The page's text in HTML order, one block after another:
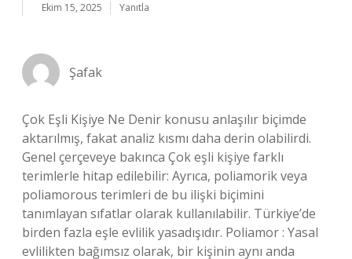
Ekim 15, 2025 Yanıtla
Şafak
Çok Eşli Kişiye Ne Denir konusu anlaşılır biçimde
aktarılmış, fakat analiz kısmı daha derin olabilirdi.
Genel çerçeveye bakınca Çok eşli kişiye farklı
terimlerle hitap edilebilir: Ayrıca, poliamorik veya
poliamorous terimleri de bu ilişki biçimini
tanımlayan sıfatlar olarak kullanılabilir. Türkiye’de
birden fazla eşle evlilik yasadışıdır. Poliamor : Yasal
evlilikten bağımsız olarak, bir kişinin aynı anda